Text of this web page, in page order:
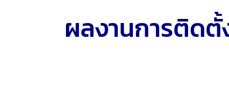
ผลงานการติดตั้